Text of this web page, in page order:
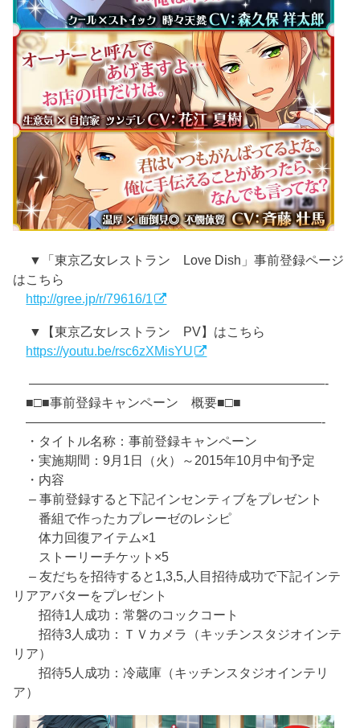
▼「東京乙女レストラン Love Dish」事前登録ページ
はこちら
http://gree.jp/r/79616/1
▼【東京乙女レストラン PV】はこちら
https://youtu.be/rsc6zXMisYU
———————————————————————-
■□■事前登録キャンペーン 概要■□■
———————————————————————-
・タイトル名称：事前登録キャンペーン
・実施期間：9月1日（火）～2015年10月中旬予定
・内容
– 事前登録すると下記インセンティブをプレゼント
番組で作ったカプレーゼのレシピ
体力回復アイテム×1
ストーリーチケット×5
– 友だちを招待すると1,3,5,人目招待成功で下記インテ
リアアバターをプレゼント
招待1人成功：常磐のコックコート
招待3人成功：ＴＶカメラ（キッチンスタジオインテ
リア）
招待5人成功：冷蔵庫（キッチンスタジオインテリ
ア）